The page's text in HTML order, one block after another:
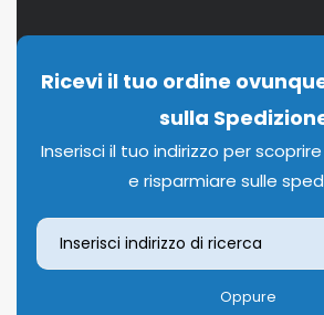
Ricevi il tuo ordine
sulla
Inserisci il tuo indirizzo per
e risparmiare sulle
Oppure